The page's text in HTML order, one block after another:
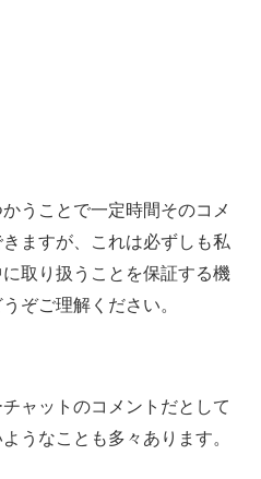
うことで一定時間そのコメ
ますが、これは必ずしも私
取り扱うことを保証する機
ぞご理解ください。
ャットのコメントだとして
うなことも多々あります。